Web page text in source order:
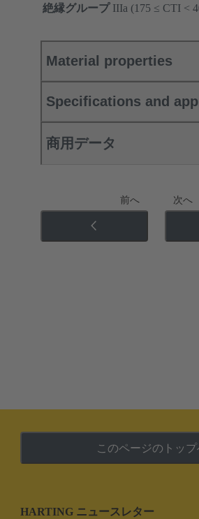
絶縁グループ IIIa (175 ≤ CTI <
Material properties
Specifications and
商用データ
前へ 次へ
このページのトップ
HARTING ニュースレター